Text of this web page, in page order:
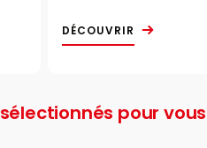
DÉCOUVRIR
sélectionnés pour vous